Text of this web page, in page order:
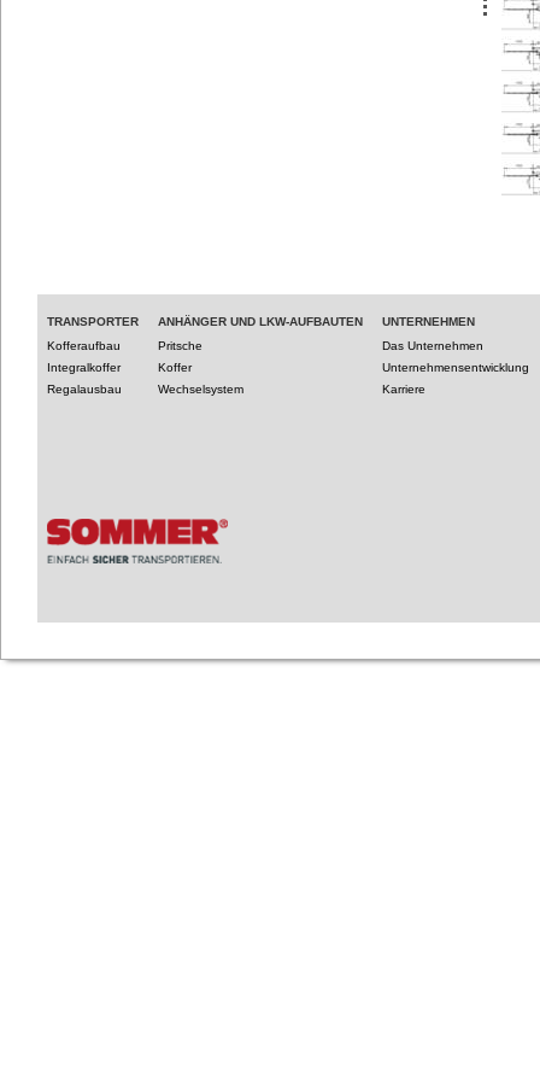
TRANSPORTER
Kofferaufbau
Integralkoffer
Regalausbau
ANHÄNGER UND LKW-AUFBAUTEN
Pritsche
Koffer
Wechselsystem
UNTERNEHMEN
Das Unternehmen
Unternehmensentwicklung
Karriere